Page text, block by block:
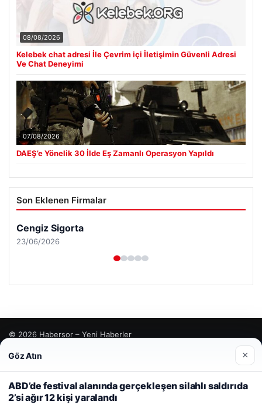
08/08/2026
Kelebek chat adresi İle Çevrim içi İletişimin Güvenli Adresi
Ve Chat Deneyimi
07/08/2026
DAEŞ’e Yönelik 30 İlde Eş Zamanlı Operasyon Yapıldı
Son Eklenen Firmalar
Cengiz Sigorta
23/06/2026
© 2026 Habersor – Yeni Haberler
Web sitemizi nasıl kullandığınızı daha iyi anlayabilmek,
deneyiminizi kişiselleştirmek ve geliştirmek amacıyla çerezler
kullanıyoruz.Çerez Politikamız
Reddet Kabul Et
Göz Atın ×
ABD’de festival alanında gerçekleşen silahlı saldırıda
2’si ağır 12 kişi yaralandı
Yeminli Tercüme Bürosu
lemagrup.com.tr